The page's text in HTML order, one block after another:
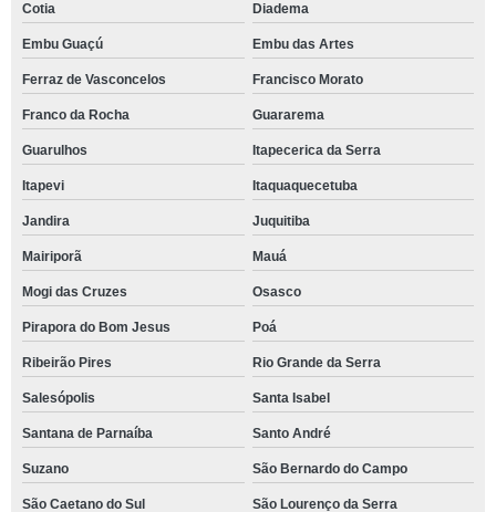
Cotia Diadema
Embu Guaçú Embu das Artes
Ferraz de Vasconcelos Francisco Morato
Franco da Rocha Guararema
Guarulhos Itapecerica da Serra
Itapevi Itaquaquecetuba
Jandira Juquitiba
Mairiporã Mauá
Mogi das Cruzes Osasco
Pirapora do Bom Jesus Poá
Ribeirão Pires Rio Grande da Serra
Salesópolis Santa Isabel
Santana de Parnaíba Santo André
Suzano São Bernardo do Campo
São Caetano do Sul São Lourenço da Serra